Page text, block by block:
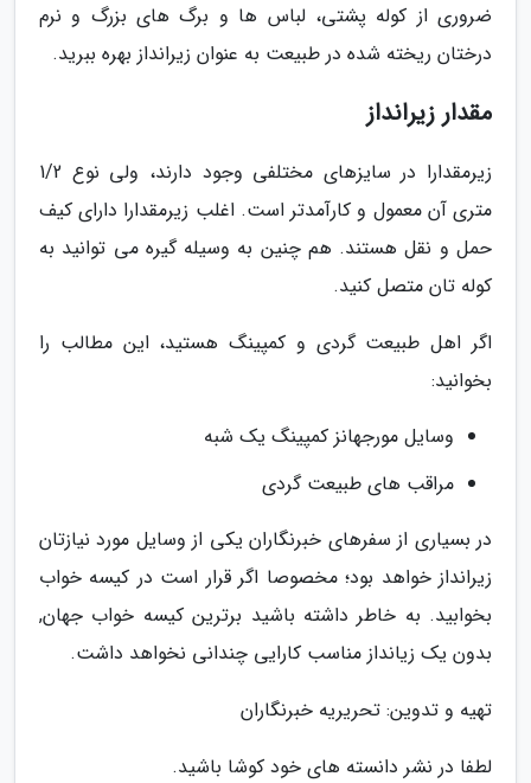
ضروری از کوله پشتی، لباس ها و برگ های بزرگ و نرم
درختان ریخته شده در طبیعت به عنوان زیرانداز بهره ببرید.
مقدار زیرانداز
زیرمقدارا در سایزهای مختلفی وجود دارند، ولی نوع 1/2
متری آن معمول و کارآمدتر است. اغلب زیرمقدارا دارای کیف
حمل و نقل هستند. هم چنین به وسیله گیره می توانید به
کوله تان متصل کنید.
اگر اهل طبیعت گردی و کمپینگ هستید، این مطالب را
بخوانید:
وسایل مورجهانز کمپینگ یک شبه
مراقب های طبیعت گردی
در بسیاری از سفرهای خبرنگاران یکی از وسایل مورد نیازتان
زیرانداز خواهد بود؛ مخصوصا اگر قرار است در کیسه خواب
بخوابید. به خاطر داشته باشید برترین کیسه خواب جهان,
بدون یک زیانداز مناسب کارایی چندانی نخواهد داشت.
تهیه و تدوین: تحریریه خبرنگاران
لطفا در نشر دانسته های خود کوشا باشید.